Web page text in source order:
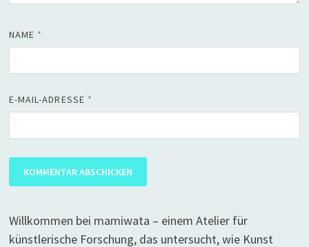
NAME *
E-MAIL-ADRESSE *
Willkommen bei mamiwata – einem Atelier für
künstlerische Forschung, das untersucht, wie Kunst